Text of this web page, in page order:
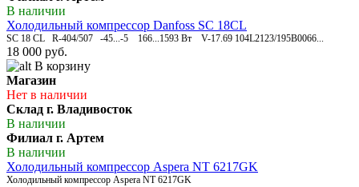
В наличии
Холодильный компрессор Danfoss SC 18CL
SC 18 CL R-404/507 -45...-5 166...1593 Вт V-17.69 104L2123/195B0066...
18 000 руб.
В корзину
Магазин
Нет в наличии
Склад г. Владивосток
В наличии
Филиал г. Артем
В наличии
Холодильный компрессор Aspera NT 6217GK
Холодильный компрессор Aspera NT 6217GK